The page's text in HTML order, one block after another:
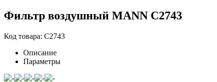
Фильтр воздушный MANN C2743
Код товара: C2743
Описание
Параметры